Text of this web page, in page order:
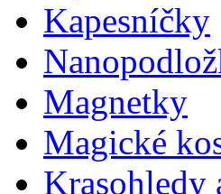
Kapesníčky
Magnetky
Magické
Krasohledy